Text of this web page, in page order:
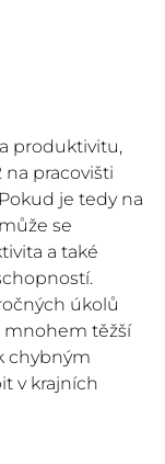
produktivitu,
na pracovišti
je tedy na
se
a také
úkolů
mnohem těžší
chybným
v krajních